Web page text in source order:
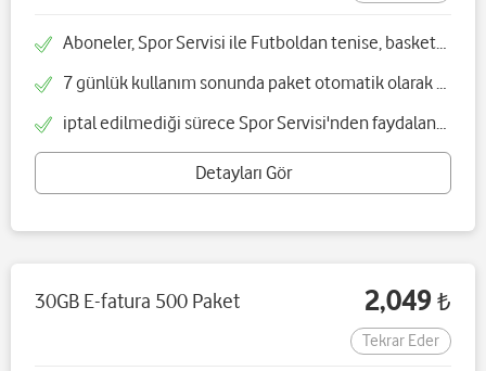
Aboneler, Spor Servisi ile Futboldan tenise, basketboldan Formula 1'e Turkiye ve dunyadan spor haberleri SPOR PAKETI 7070'ten günlük SMS olarak alır
7 günlük kullanım sonunda paket otomatik olarak yenilenir
iptal edilmediği sürece Spor Servisi'nden faydalanmaya devam edebilirsiniz
Detayları Gör
30GB E-fatura 500 Paket 2,049 ₺
Tekrar Eder